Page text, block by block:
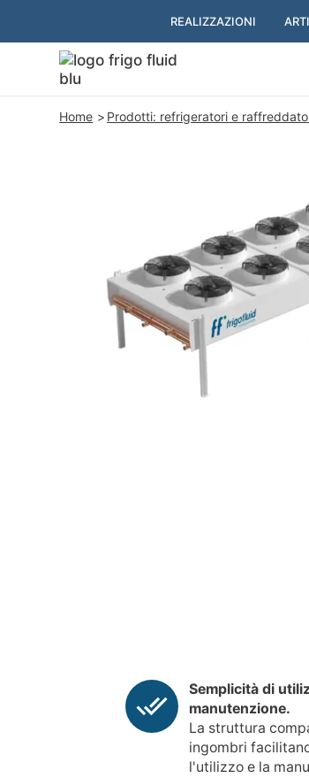
REALIZZAZIONI
Home Prodotti: refrigeratori e
Semplicità di
manutenzione.
La struttura
ingombri
l'utilizzo e la